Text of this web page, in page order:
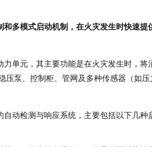
多模式启动机制，在火灾发生时快速提
单元，其主要功能是在火灾发生时，
压泵、控制柜、管网及多种传感器（如
动检测与响应系统，主要包括以下几种